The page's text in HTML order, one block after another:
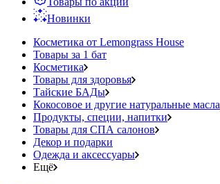
Новинки
Косметика от Lemongrass House
Товары за 1 бат
Косметика
Товары для здоровья
Тайские БАДы
Кокосовое и другие натуральные масла
Продукты, специи, напитки
Товары для СПА салонов
Декор и подарки
Одежда и аксессуары
Ещё